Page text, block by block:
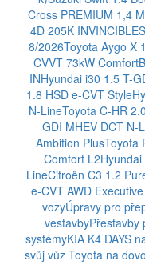
Cross PREMIUM 1,4
4D 205K INVINCIBLE
8/2026Toyota Aygo X
CVVT 73kW Comfort
INHyundai i30 1.5 T-
1.8 HSD e-CVT Style
N-LineToyota C-HR
GDI MHEV DCT N-
Ambition PlusToyota
Comfort L2
LineCitroën C3 1.2
e-CVT AWD
vozyÚpravy pro
vestavbyPřestavby
systémyKIA K4 DAYS
svůj vůz Toyota na